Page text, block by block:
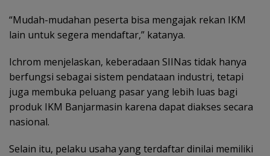
“Mudah-mudahan peserta bisa mengajak rekan IKM
lain untuk segera mendaftar,” katanya.
Ichrom menjelaskan, keberadaan SIINas tidak hanya
berfungsi sebagai sistem pendataan industri, tetapi
juga membuka peluang pasar yang lebih luas bagi
produk IKM Banjarmasin karena dapat diakses secara
nasional.
Selain itu, pelaku usaha yang terdaftar dinilai memiliki